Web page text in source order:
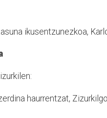
ikusentzunezkoa,
haurrentzat,